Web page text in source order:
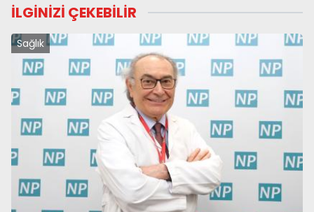
İLGİNİZİ ÇEKEBİLİR
Sağlık